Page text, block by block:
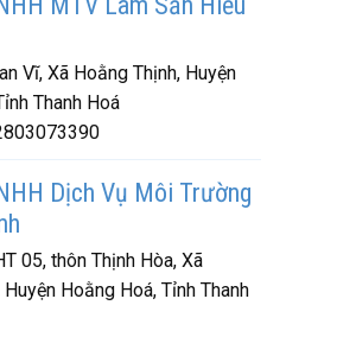
Vĩ, Xã Hoằng Thịnh, Huyện
Thanh Hoá
Dịch Vụ Môi Trường
05, thôn Thịnh Hòa, Xã
Hoằng Hoá, Tỉnh Thanh